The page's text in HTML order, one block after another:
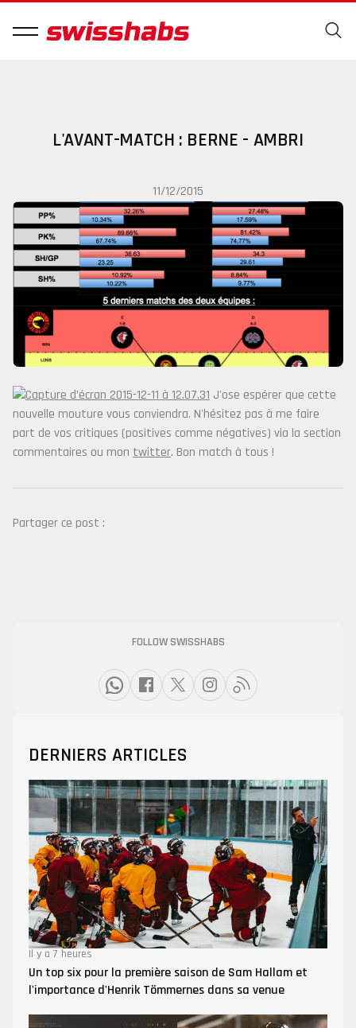
L'AVANT-MATCH : BERNE - AMBRI
11/12/2015
J'ose espérer que cette
nouvelle mouture vous conviendra. N'hésitez pas à me faire
part de vos critiques (positives comme négatives) via la section
commentaires ou mon twitter. Bon match à tous !
Partager ce post :
FOLLOW SWISSHABS
DERNIERS ARTICLES
Il y a 7 heures
Un top six pour la première saison de Sam Hallam et
l'importance d'Henrik Tömmernes dans sa venue